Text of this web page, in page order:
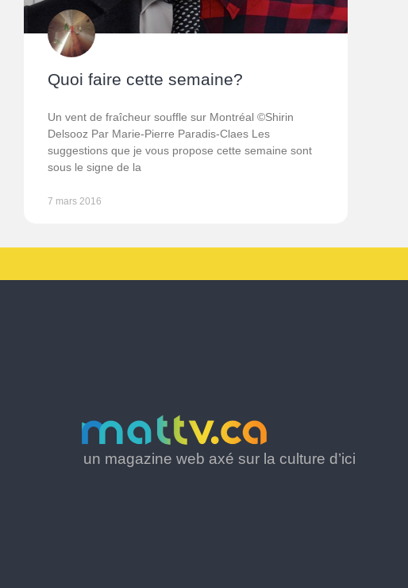
Quoi faire cette semaine?
Un vent de fraîcheur souffle sur Montréal ©Shirin
Delsooz Par Marie-Pierre Paradis-Claes Les
suggestions que je vous propose cette semaine sont
sous le signe de la
7 mars 2016
un magazine web axé sur la culture d’ici